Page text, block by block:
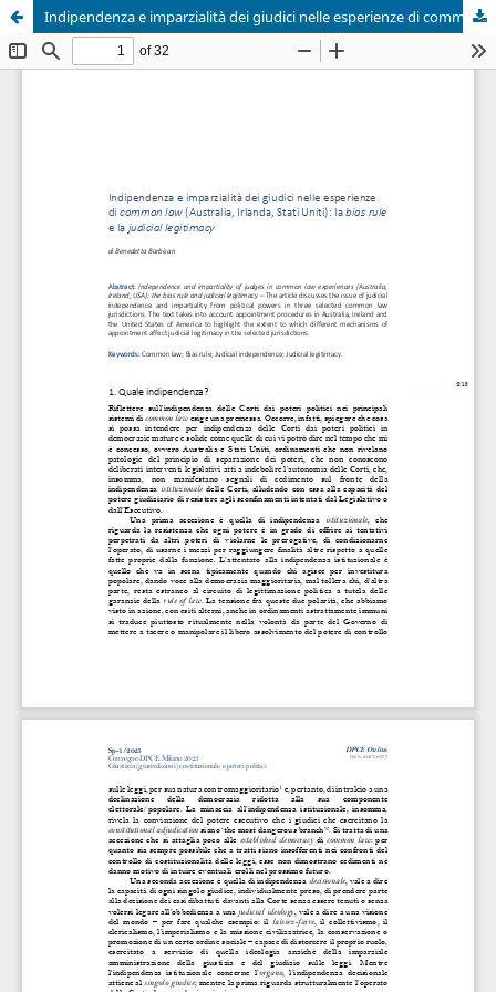
Indipendenza e imparzialità dei giudici nelle esperienze di common law (Australia, Irlanda, Stati Uniti): la bias rule e la judicial legitimacy